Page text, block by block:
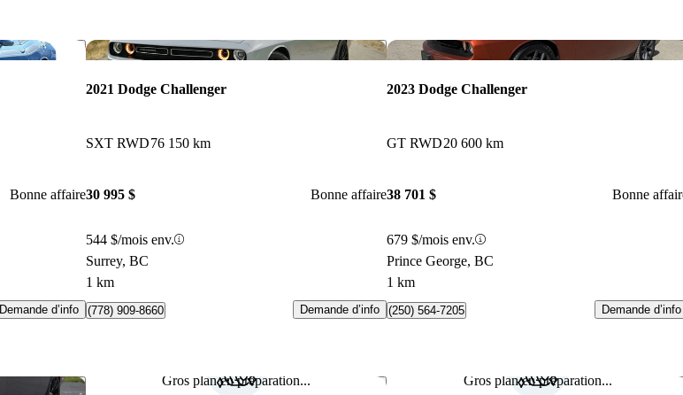
Enregistrer cette annonce
Bonne affaire
Demande d’info
Enregistrer cette annonce
2021 Dodge Challenger
SXT RWD76 150 km
30 995 $ Bonne affaire
544 $/mois env.
Surrey, BC
1 km
(778) 909-8660 Demande d’info
2023 Dodge Challenger
GT RWD20 600 km
38 701 $ Bonne
679 $/mois env.
Prince George, BC
1 km
(250) 564-7205 Demande d’info
Enregistrer cette annonceGros plan en préparation... Enregistrer cette annonceGros plan en préparation...